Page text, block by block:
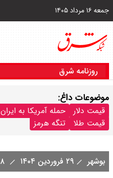
جمعه ۱۶ مرداد ۱۴۰۵
روزنامه شرق
موضوعات داغ:
قیمت دلار حمله آمریکا به ایران
قیمت طلا
تنگه هرمز
بوشهر ۲۹ فروردین ۱۴۰۴